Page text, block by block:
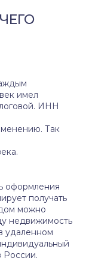
имел
ИНН
Так
оформления
получать
можно
недвижимость
удаленном
России.